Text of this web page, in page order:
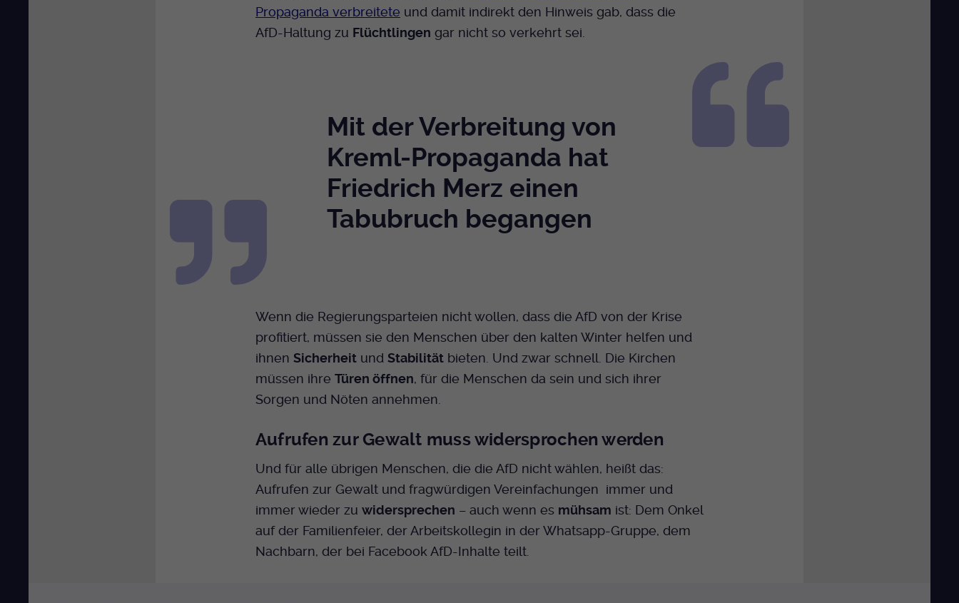
Propaganda verbreitete und damit indirekt den Hinweis gab, dass die
AfD-Haltung zu Flüchtlingen gar nicht so verkehrt sei.
Mit der Verbreitung von
Kreml-Propaganda hat
Friedrich Merz einen
Tabubruch begangen
Wenn die Regierungsparteien nicht wollen, dass die AfD von der Krise
profitiert, müssen sie den Menschen über den kalten Winter helfen und
ihnen Sicherheitund Stabilitätbieten. Und zwar schnell. Die Kirchen
müssen ihre Türen öffnen, für die Menschen da sein und sich ihrer
Sorgen und Nöten annehmen.
Aufrufen zur Gewalt muss widersprochen werden
Und für alle übrigen Menschen, die die AfD nicht wählen, heißt das:
Aufrufen zur Gewalt und fragwürdigen Vereinfachungen immer und
immer wieder zu widersprechen – auch wenn es mühsam ist: Dem Onkel
auf der Familienfeier, der Arbeitskollegin in der Whatsapp-Gruppe, dem
Nachbarn, der bei Facebook AfD-Inhalte teilt.